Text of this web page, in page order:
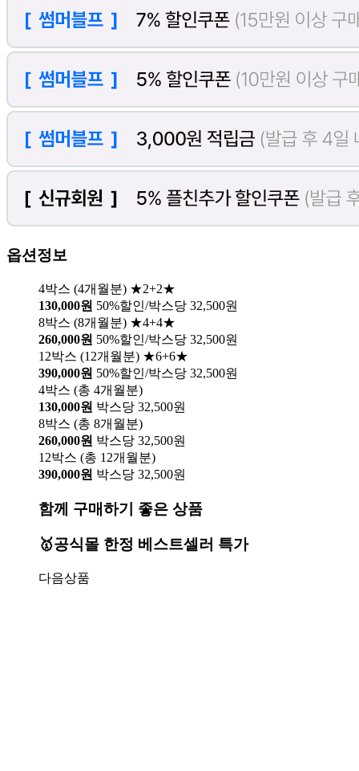
옵션정보
4박스 (4개월분) ★2+2★
130,000원 50%할인/박스당 32,500원
8박스 (8개월분) ★4+4★
260,000원 50%할인/박스당 32,500원
12박스 (12개월분) ★6+6★
390,000원 50%할인/박스당 32,500원
4박스 (총 4개월분)
130,000원 박스당 32,500원
8박스 (총 8개월분)
260,000원 박스당 32,500원
12박스 (총 12개월분)
390,000원 박스당 32,500원
함께 구매하기 좋은 상품
🥇공식몰 한정 베스트셀러 특가
다음상품